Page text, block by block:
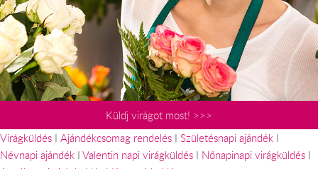
Küldj virágot most! >>>
Virágküldés I Ajándékcsomag rendelés I Születésnapi ajándék I
Névnapi ajándék I Valentin napi virágküldés I Nőnapinapi virágküldés I